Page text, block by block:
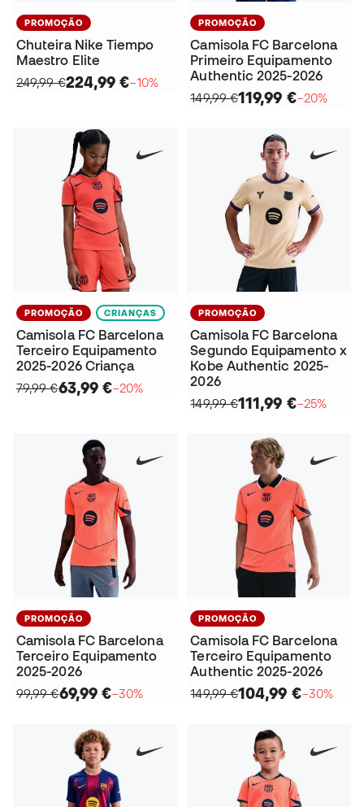
PROMOÇÃO
Chuteira Nike Tiempo
Maestro Elite
249,99 €224,99 €−10%
PROMOÇÃO
Camisola FC Barcelona
Primeiro Equipamento
Authentic 2025-2026
149,99 €119,99 €−20%
PROMOÇÃO CRIANÇAS
Camisola FC Barcelona
Terceiro Equipamento
2025-2026 Criança
79,99 €63,99 €−20%
PROMOÇÃO
Camisola FC Barcelona
Segundo Equipamento x
Kobe Authentic 2025-
2026
149,99 €111,99 €−25%
PROMOÇÃO
Camisola FC Barcelona
Terceiro Equipamento
2025-2026
99,99 €69,99 €−30%
PROMOÇÃO
Camisola FC Barcelona
Terceiro Equipamento
Authentic 2025-2026
149,99 €104,99 €−30%